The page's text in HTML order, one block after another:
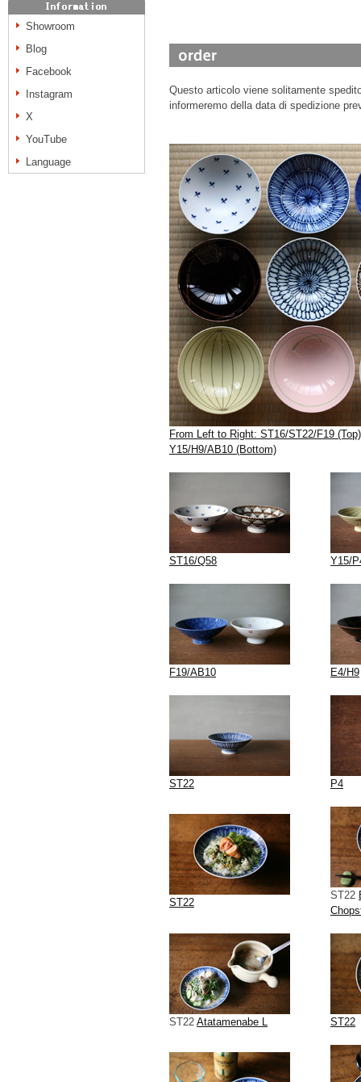
Showroom
Blog
Facebook
Instagram
X
YouTube
Language
Questo articolo viene solitamente
informeremo della data di spedizione
From Left to Right: ST16/ST22/F19
Y15/H9/AB10 (Bottom)
ST16/Q58 Y15/
F19/AB10 E4/H9
ST22 P4
ST22
ST22
ST22 Atatamenabe L ST22